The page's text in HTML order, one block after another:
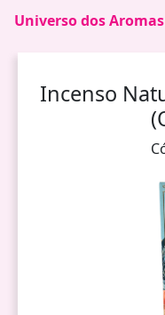
Universo dos Aromas
Incenso